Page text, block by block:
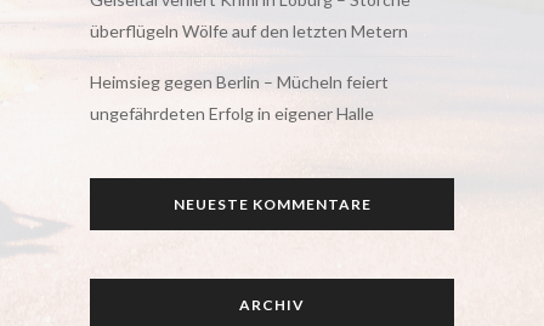
überflügeln Wölfe auf den letzten Metern
Heimsieg gegen Berlin – Mücheln feiert
ungefährdeten Erfolg in eigener Halle
NEUESTE KOMMENTARE
ARCHIV